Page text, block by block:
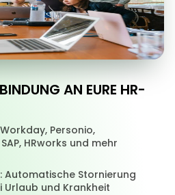
AN EURE HR-
Personio,
HRworks und mehr
Automatische Stornierung
Urlaub und Krankheit